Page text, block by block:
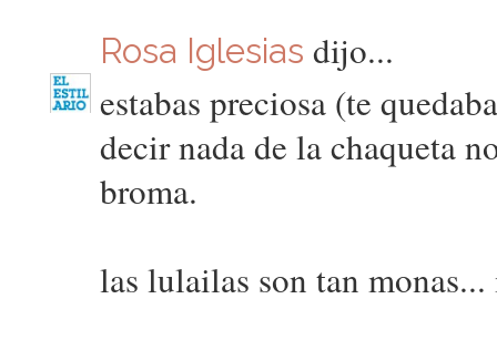
Rosa Iglesias dijo...
estabas preciosa (te
decir nada de la chaqueta
broma.
las lulailas son tan